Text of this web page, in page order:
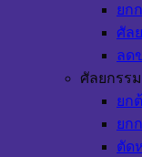
ยก
ศัล
ลด
ศัลยกรร
ยก
ยก
ตัด